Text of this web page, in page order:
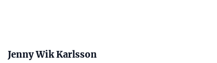
Content
Jenny Wik Karlsson